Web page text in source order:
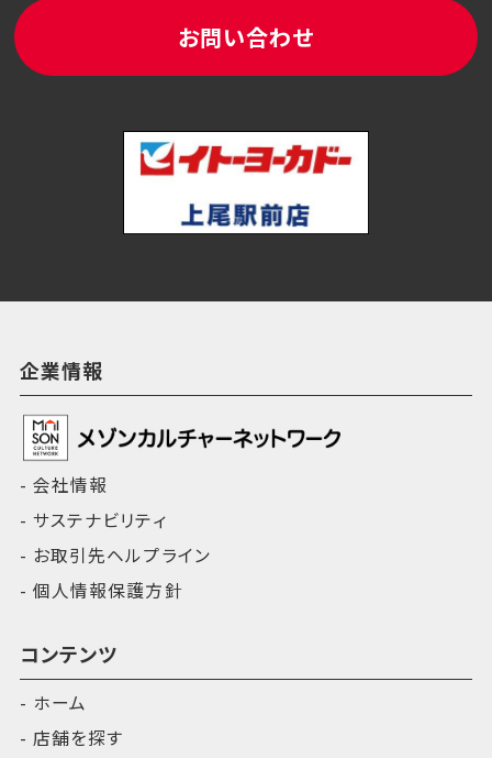
お問い合わせ
企業情報
会社情報
サステナビリティ
お取引先ヘルプライン
個人情報保護方針
コンテンツ
ホーム
店舗を探す